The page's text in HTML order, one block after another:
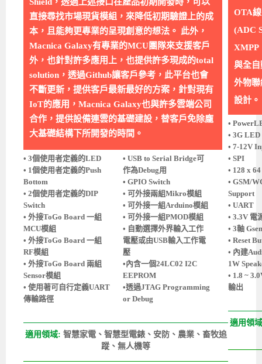
直接尋找市場現貨模組，來降低初期驗證上的成
本，且能夠更專業的呈現創意的想法。 此外，
Macnica Galaxy有專業的MCU團隊來支援客戶
外，也針對許多應用上，也提供許多現成的total
solution，透過Github讓客戶參考，此平台也會
不斷更新，提供客戶最新最好的方案，針對現有
IoT的應用，Macnica Galaxy也與許多雲端公司
合作，提供設備連雲的基礎建設，替客戶免除龐
大基礎結構下所開發的時間。
• 3個使用者定義的LED
• 1個使用者定義的Push
Bottom
• 2個使用者定義的DIP
Switch
• 外接ToGo Board 一組
MCU模組
• 外接ToGo Board 一組
RF模組
• 外接ToGo Board 兩組
Sensor模組
• 使用著可自行定義UART
傳輸路徑
• USB to Serial Bridge可
作為Debug用
• GPIO Switch
• 可外接兩組Mikro模組
• 可外接一組Arduino模組
• 可外接一組PMOD模組
• 自動選擇外界輸入工作
電壓或由USB輸入工作電
壓
•內含一個24LC02 I2C
EEPROM
•透過JTAG Programming
or Debug
適用領域: 智慧家電、智慧型電錶、安防、農業、畜牧追
蹤、無人機等
OTA
(ADC
XMPP
與全
外物
設計。
•
• 3G LED
• 7-12V
• SPI
• 128 x
• GSM/
Support
• UART
• 3.3V 電
• 3軸
• Reset
• 內建
1W
• 1.8 ~
輸出
適用領